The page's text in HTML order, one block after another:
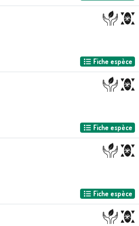
Fiche espèce
Fiche espèce
Fiche espèce